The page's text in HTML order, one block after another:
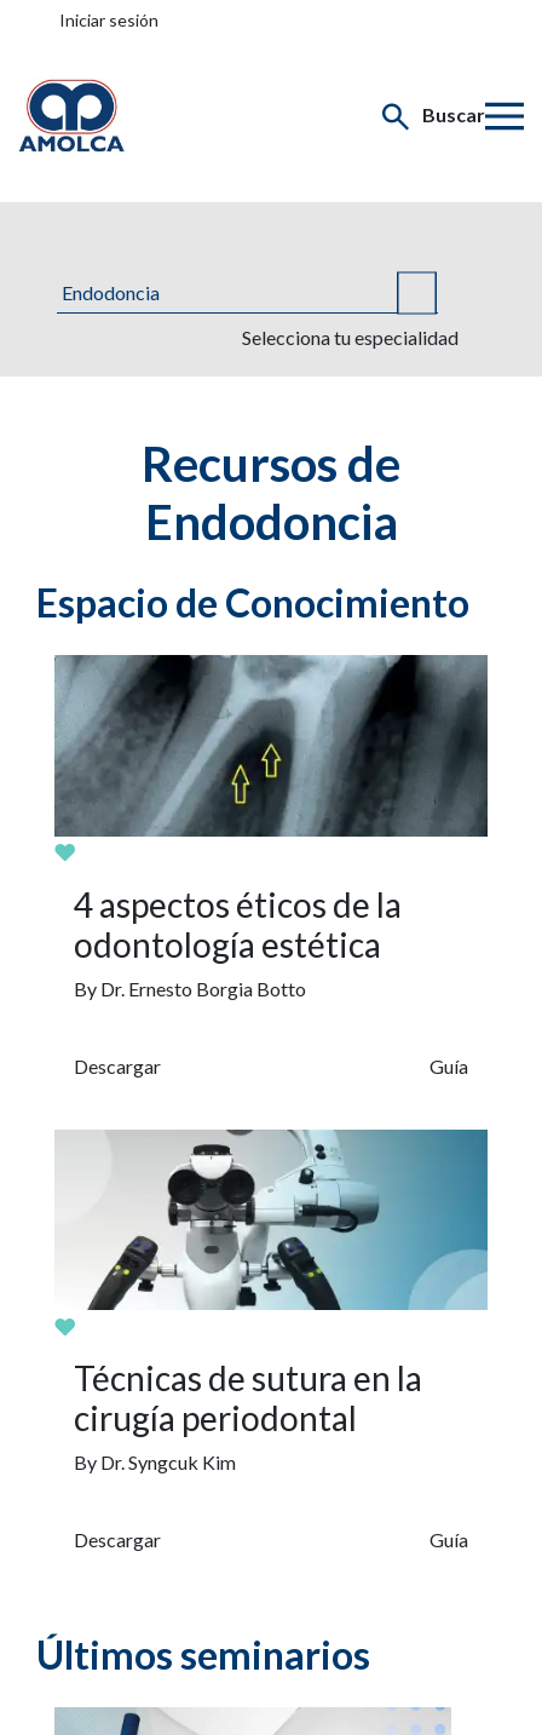
Iniciar sesión
Buscar
Selecciona tu especialidad
Recursos de
Endodoncia
Espacio de Conocimiento
4 aspectos éticos de la
odontología estética
By Dr. Ernesto Borgia Botto
Descargar Guía
Últimos seminarios
práctica: simplificar el
endodoncia y conectar
a todos
By Dr. Viresh Chopra Jun 25 del 2026